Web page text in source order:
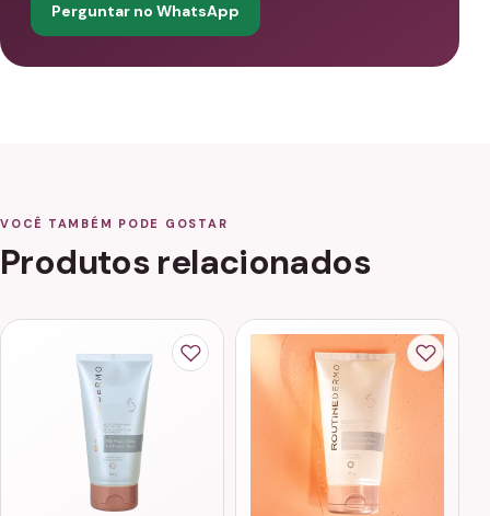
Perguntar no WhatsApp
VOCÊ TAMBÉM PODE GOSTAR
Produtos relacionados